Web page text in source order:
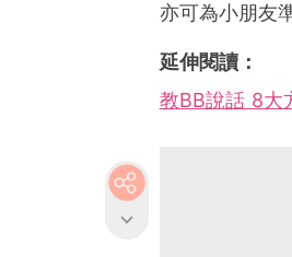
亦可為小朋友
延伸閱讀：
教BB說話 8大